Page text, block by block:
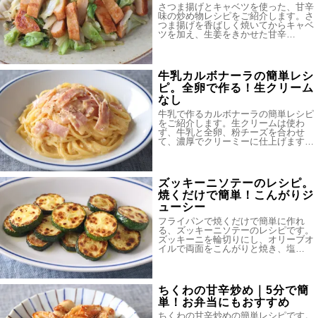
さつま揚げとキャベツを使った、甘辛
味の炒め物レシピをご紹介します。さ
つま揚げを香ばしく焼いてからキャベ
ツを加え、生姜をきかせた甘辛…
牛乳カルボナーラの簡単レシ
ピ。全卵で作る！生クリーム
なし
牛乳で作るカルボナーラの簡単レシピ
をご紹介します。生クリームは使わ
ず、牛乳と全卵、粉チーズを合わせ
て、濃厚でクリーミーに仕上げます…
ズッキーニソテーのレシピ。
焼くだけで簡単！こんがりジ
ューシー
フライパンで焼くだけで簡単に作れ
る、ズッキーニソテーのレシピです。
ズッキーニを輪切りにし、オリーブオ
イルで両面をこんがりと焼き、塩…
ちくわの甘辛炒め｜5分で簡
単！お弁当にもおすすめ
ちくわの甘辛炒めの簡単レシピです。